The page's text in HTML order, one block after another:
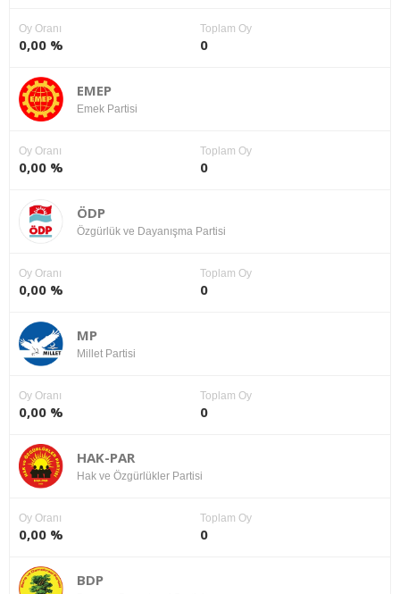
Oy Oranı
0,00 %
Toplam Oy
0
EMEP
Emek Partisi
Oy Oranı
0,00 %
Toplam Oy
0
ÖDP
Özgürlük ve Dayanışma Partisi
Oy Oranı
0,00 %
Toplam Oy
0
MP
Millet Partisi
Oy Oranı
0,00 %
Toplam Oy
0
HAK-PAR
Hak ve Özgürlükler Partisi
Oy Oranı
0,00 %
Toplam Oy
0
BDP